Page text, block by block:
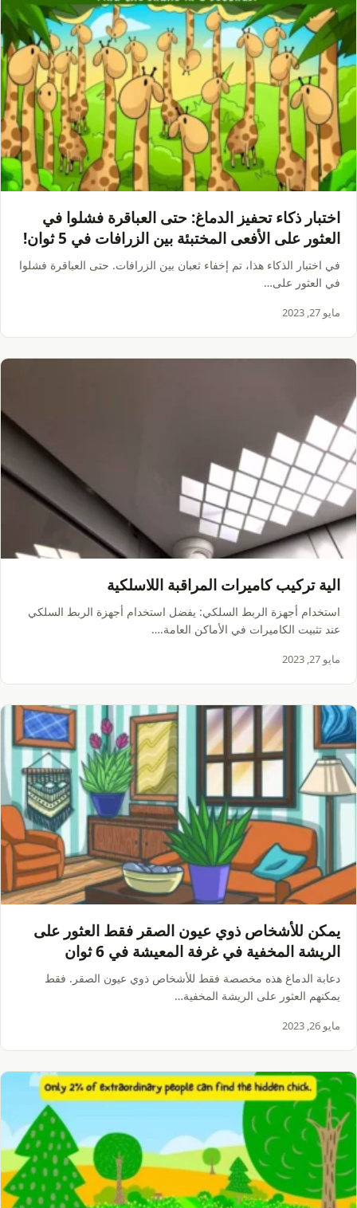
اختبار ذكاء تحفيز الدماغ: حتى العباقرة فشلوا في
العثور على الأفعى المختبئة بين الزرافات في 5 ثوان!
في اختبار الذكاء هذا، تم إخفاء ثعبان بين الزرافات. حتى العباقرة فشلوا
في العثور على…
مايو 27, 2023
الية تركيب كاميرات المراقبة اللاسلكية
استخدام أجهزة الربط السلكي: يفضل استخدام أجهزة الربط السلكي
عند تثبيت الكاميرات في الأماكن العامة.…
مايو 27, 2023
يمكن للأشخاص ذوي عيون الصقر فقط العثور على
الريشة المخفية في غرفة المعيشة في 6 ثوان
دعابة الدماغ هذه مخصصة فقط للأشخاص ذوي عيون الصقر. فقط
يمكنهم العثور على الريشة المخفية…
مايو 26, 2023